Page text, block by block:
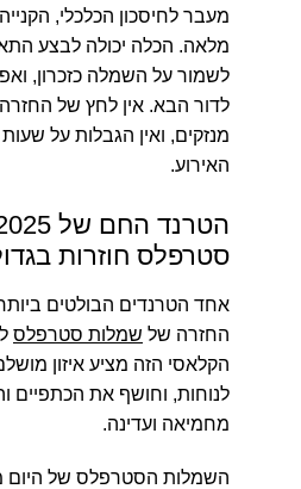
מעבר לחיסכון הכלכלי,
מלאה. הכלה יכולה לבצע
לשמור על השמלה כזכרון,
לדור הבא. אין לחץ של
מנזקים, ואין הגבלות על
האירוע.
סטרפלס חוזרות
החזרה של שמלות סטרפלס
הקלאסי הזה מציע איזון
לנוחות, וחושף את הכתפיים
מחמיאה ועדינה.
השמלות הסטרפלס של היום